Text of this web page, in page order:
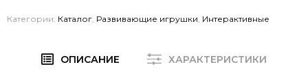
Категории: Каталог Развивающие игрушки Интерактивные
ОПИСАНИЕ ХАРАКТЕРИСТИКИ